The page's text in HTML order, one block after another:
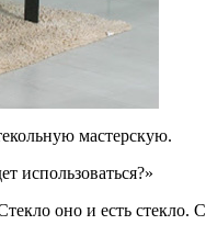
мастерскую.
использоваться?»
оно и есть